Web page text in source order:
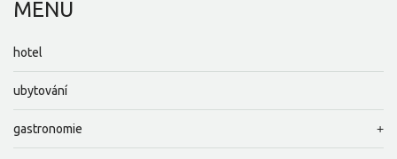
MENU
hotel
ubytování
gastronomie